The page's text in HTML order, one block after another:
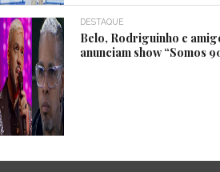
DESTAQUE
Belo, Rodriguinho e
anunciam show “Somos